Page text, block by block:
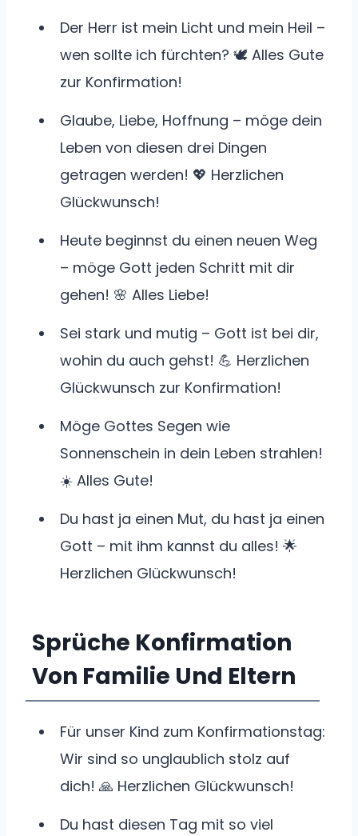
Der Herr ist mein Licht und mein Heil –
wen sollte ich fürchten? 🕊️ Alles Gute
zur Konfirmation!
Glaube, Liebe, Hoffnung – möge dein
Leben von diesen drei Dingen
getragen werden! 💖 Herzlichen
Glückwunsch!
Heute beginnst du einen neuen Weg
– möge Gott jeden Schritt mit dir
gehen! 🌸 Alles Liebe!
Sei stark und mutig – Gott ist bei dir,
wohin du auch gehst! 💪 Herzlichen
Glückwunsch zur Konfirmation!
Möge Gottes Segen wie
Sonnenschein in dein Leben strahlen!
☀️ Alles Gute!
Du hast ja einen Mut, du hast ja einen
Gott – mit ihm kannst du alles! 🌟
Herzlichen Glückwunsch!
Sprüche Konfirmation
Von Familie Und Eltern
Für unser Kind zum Konfirmationstag:
Wir sind so unglaublich stolz auf
dich! 🙏 Herzlichen Glückwunsch!
Du hast diesen Tag mit so viel